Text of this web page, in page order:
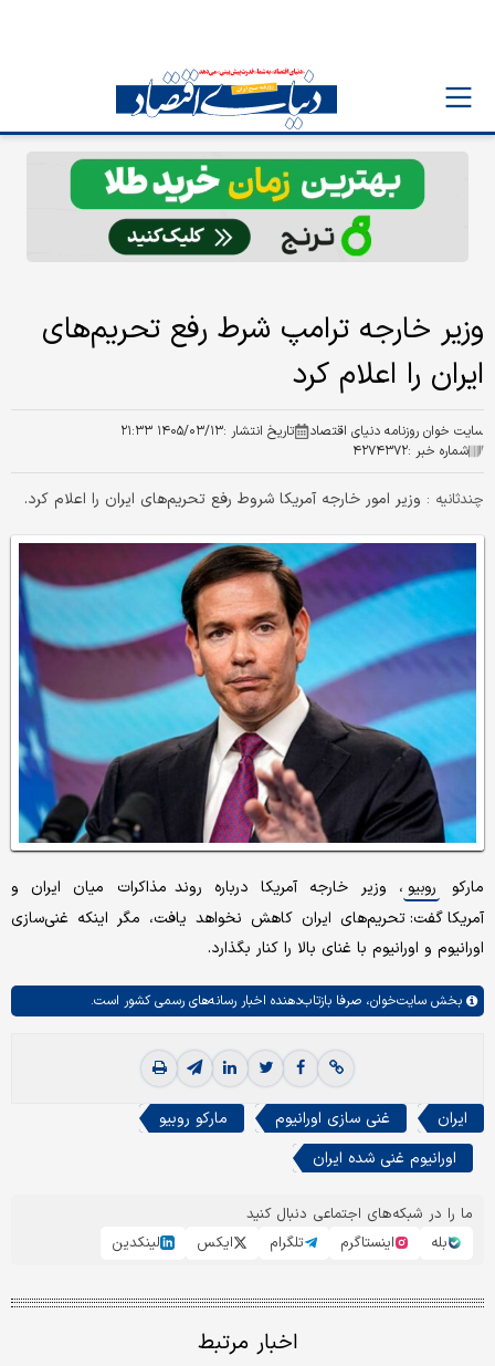
وزیر خارجه ترامپ شرط رفع تحریم‌های
ایران را اعلام کرد
سایت خوان روزنامه دنیای اقتصاد تاریخ انتشار :۱۴۰۵/۰۳/۱۳ ۲۱:۳۳
شماره خبر :۴۲۷۴۳۷۲
چندثانیه : وزیر امور خارجه آمریکا شروط رفع تحریم‌های ایران را اعلام کرد.
مارکو روبیو ، وزیر خارجه آمریکا درباره روند مذاکرات میان ایران و
آمریکا گفت: تحریم‌های ایران کاهش نخواهد یافت، مگر اینکه غنی‌سازی
اورانیوم و اورانیوم با غنای بالا را کنار بگذارد.
بخش سایت‌خوان، صرفا بازتاب‌دهنده اخبار رسانه‌های رسمی کشور است.
ایران غنی سازی اورانیوم
مارکو روبیو
اورانیوم غنی شده ایران
ما را در شبکه‌های اجتماعی دنبال کنید
بله
اینستاگرم تلگرام ایکس لینکدین
اخبار مرتبط